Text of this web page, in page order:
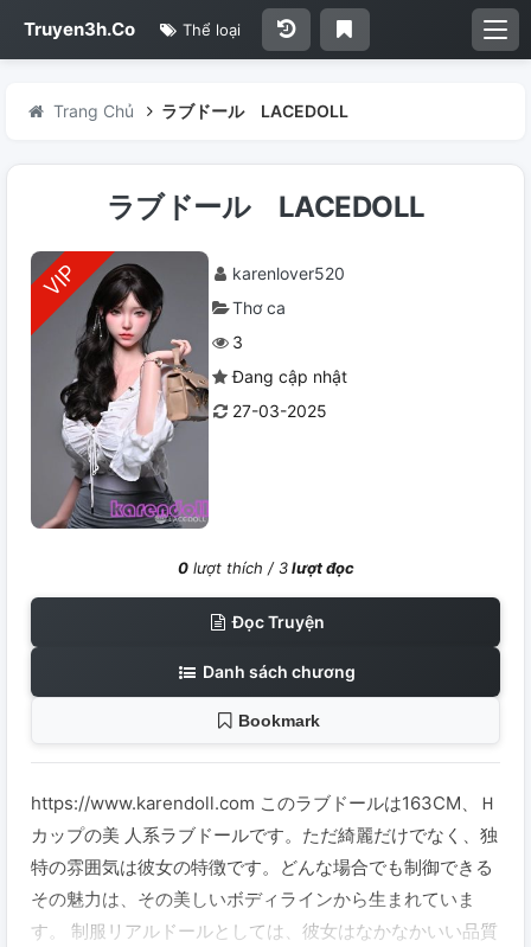
Truyen3h.Co Thể loại
Trang Chủ ラブドール LACEDOLL
ラブドール LACEDOLL
karenlover520
Thơ ca
3
Đang cập nhật
27-03-2025
0lượt thích /3lượt đọc
Đọc Truyện
Danh sách chương
Bookmark
https://www.karendoll.com このラブドールは163CM、Ｈ
カップの美 人系ラブドールです。ただ綺麗だけでなく、独
特の雰囲気は彼女の特徴です。どんな場合でも制御できる
その魅力は、その美しいボディラインから生まれていま
す。 制服リアルドールとしては、彼女はなかなかいい品質